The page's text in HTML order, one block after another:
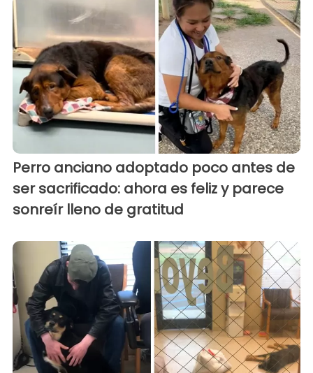
Perro anciano adoptado poco antes de
ser sacrificado: ahora es feliz y parece
sonreír lleno de gratitud